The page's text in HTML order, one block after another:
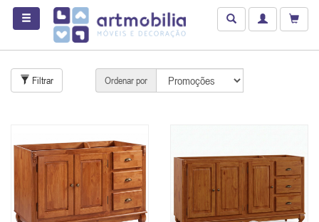
Filtrar Ordenar por